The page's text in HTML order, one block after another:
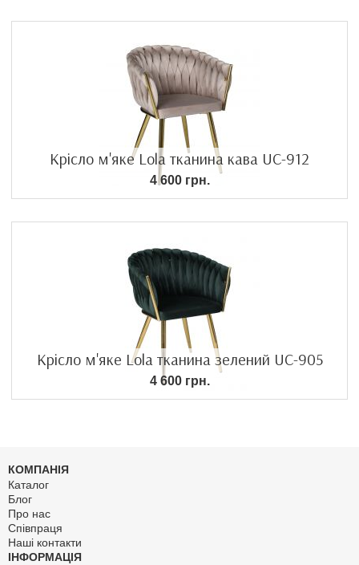
Крісло м'яке Lola тканина кава UC-912
4 600 грн.
Крісло м'яке Lola тканина зелений UC-905
4 600 грн.
КОМПАНІЯ
Каталог
Блог
Про нас
Співпраця
Наші контакти
ІНФОРМАЦІЯ